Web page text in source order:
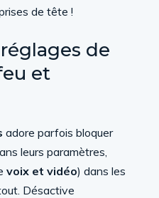
de tête !
de
et
adore parfois bloquer
leurs paramètres,
voix et vidéo) dans les
Désactive